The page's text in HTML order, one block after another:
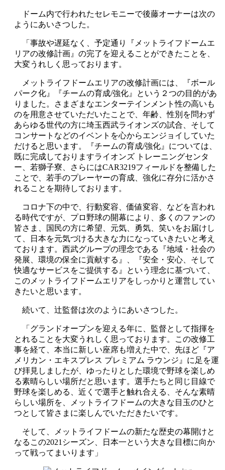
ドーム内で行われたセレモニーで後藤オーナーは次の
ようにあいさつした。
「事故や遅延なく、予定通り『メットライフドームエ
リアの改修計画』の完了を迎えることができたことを、
大変うれしく思っております。
メットライフドームエリアの改修計画には、『ボール
パーク化』『チームの育成/強化』という２つの目的があ
りました。さまざまなエンターテインメント性の高いも
のを用意させていただいたことで、年齢、性別を問わず
あらゆる世代の方に埼玉西武ライオンズの試合、そして
コンサートなどのイベントを心からエンジョイしていた
だけると思います。『チームの育成/強化』については、
既に完成しておりますライオンズ トレーニングセンタ
ー、若獅子寮、さらにはCAR3219フィールドを整備した
ことで、若手のプレーヤーの育成、強化に存分に活かさ
れることを期待しております。
コロナ下の中で、行動変容、価値変容、などを言われ
る時代ですが、プロ野球の開幕により、多くのファンの
皆さま、国民の方に希望、元気、勇気、笑いをお届けし
て、日本を元気づける大きな力になっていきたいと考え
ております。西武グループの理念である『地域・社会の
発展、環境の保全に貢献する』、『安全・安心、そして
快適なサービスをご提供する』という理念に基づいて、
このメットライフドームエリアをしっかりと運営してい
きたいと思います。
続いて、辻監督は次のようにあいさつした。
「グランドオープンを迎える年に、監督として指揮を
とれることを大変うれしく思っております。この改修工
事を経て、本当に新しい座席も増えた中で、先ほど『ア
メリカン・エキスプレス プレミアム ラウンジ』に足を運
び拝見しましたが、ゆったりとした環境で野球を楽しめ
る素晴らしい場所だと思います。選手たちと同じ目線で
野球を楽しめる、近くで選手と触れ合える、そんな素晴
らしい場所を、メットライフドームの大きな目玉のひと
つとして皆さまに楽しんでいただきたいです。
そして、メットライフドームの新たな歴史の幕開けと
なるこの2021シーズン、日本一という大きな目標に向か
って戦ってまいります」